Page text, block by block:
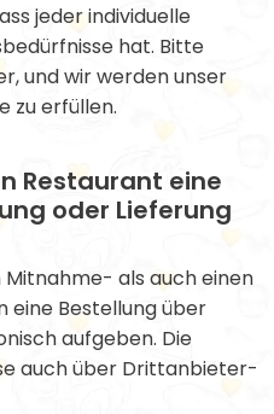
jeder individuelle
hat. Bitte
und wir werden unser
zu erfüllen.
Restaurant eine
oder Lieferung
als auch einen
eine Bestellung über
aufgeben. Die
auch über Drittanbieter-